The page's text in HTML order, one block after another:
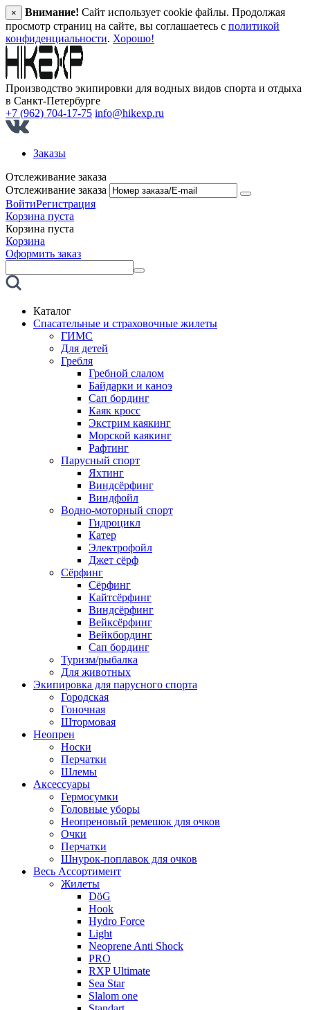
× Внимание! Сайт использует cookie файлы. Продолжая
просмотр страниц на сайте, вы соглашаетесь с политикой
конфиденциальности. Хорошо!
Производство экипировки для водных видов спорта и отдыха
в Санкт‑Петербурге
+7 (962) 704-17-75 info@hikexp.ru
Заказы
Отслеживание заказа
Отслеживание заказа
ВойтиРегистрация
Корзина пуста
Корзина пуста
Корзина
Оформить заказ
Каталог
Спасательные и страховочные жилеты
ГИМС
Для детей
Гребля
Гребной слалом
Байдарки и каноэ
Сап бординг
Каяк кросс
Экстрим каякинг
Морской каякинг
Рафтинг
Парусный спорт
Яхтинг
Виндсёрфинг
Виндфойл
Водно-моторный спорт
Гидроцикл
Катер
Электрофойл
Джет сёрф
Сёрфинг
Сёрфинг
Кайтсёрфинг
Виндсёрфинг
Вейксёрфинг
Вейкбординг
Сап бординг
Туризм/рыбалка
Для животных
Экипировка для парусного спорта
Городская
Гоночная
Штормовая
Неопрен
Носки
Перчатки
Шлемы
Аксессуары
Гермосумки
Головные уборы
Неопреновый ремешок для очков
Очки
Перчатки
Шнурок-поплавок для очков
Весь Ассортимент
Жилеты
DöG
Hook
Hydro Force
Light
Neoprene Anti Shock
PRO
RXP Ultimate
Sea Star
Slalom one